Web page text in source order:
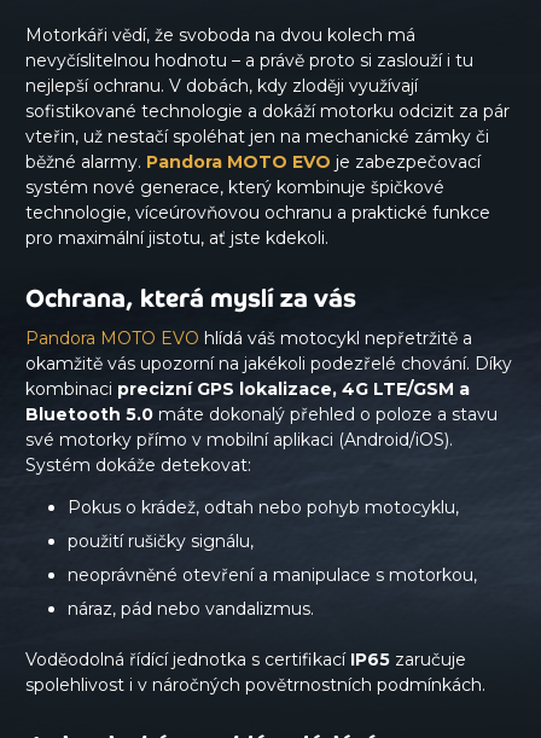
Motorkáři vědí, že svoboda na dvou kolech má
nevyčíslitelnou hodnotu – a právě proto si zaslouží i tu
nejlepší ochranu. V dobách, kdy zloději využívají
sofistikované technologie a dokáží motorku odcizit za pár
vteřin, už nestačí spoléhat jen na mechanické zámky či
běžné alarmy. Pandora MOTO EVO je zabezpečovací
systém nové generace, který kombinuje špičkové
technologie, víceúrovňovou ochranu a praktické funkce
pro maximální jistotu, ať jste kdekoli.
Ochrana, která myslí za vás
Pandora MOTO EVO hlídá váš motocykl nepřetržitě a
okamžitě vás upozorní na jakékoli podezřelé chování. Díky
kombinaci precizní GPS lokalizace, 4G LTE/GSM a
Bluetooth 5.0 máte dokonalý přehled o poloze a stavu
své motorky přímo v mobilní aplikaci (Android/iOS).
Systém dokáže detekovat:
Pokus o krádež, odtah nebo pohyb motocyklu,
použití rušičky signálu,
neoprávněné otevření a manipulace s motorkou,
náraz, pád nebo vandalizmus.
Voděodolná řídící jednotka s certifikací IP65 zaručuje
spolehlivost i v náročných povětrnostních podmínkách.